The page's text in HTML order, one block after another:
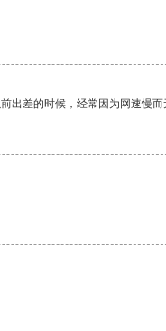
差的时候，经常因为网速慢